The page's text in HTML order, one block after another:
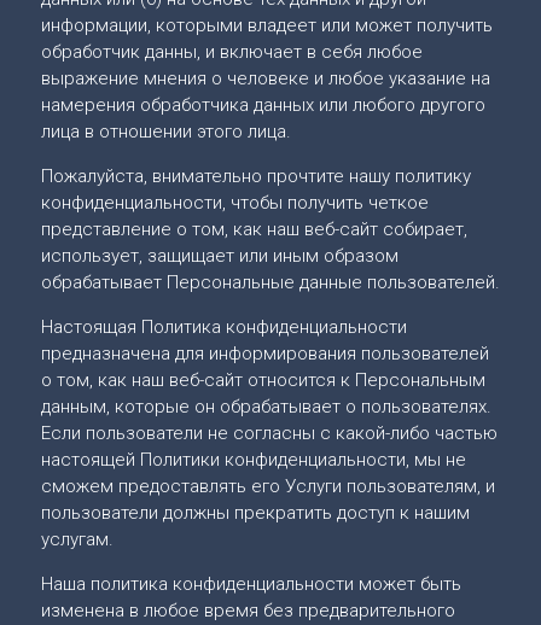
информации, которыми владеет или может получить
обработчик данны, и включает в себя любое
выражение мнения о человеке и любое указание на
намерения обработчика данных или любого другого
лица в отношении этого лица.
Пожалуйста, внимательно прочтите нашу политику
конфиденциальности, чтобы получить четкое
представление о том, как наш веб-сайт собирает,
использует, защищает или иным образом
обрабатывает Персональные данные пользователей.
Настоящая Политика конфиденциальности
предназначена для информирования пользователей
о том, как наш веб-сайт относится к Персональным
данным, которые он обрабатывает о пользователях.
Если пользователи не согласны с какой-либо частью
настоящей Политики конфиденциальности, мы не
сможем предоставлять его Услуги пользователям, и
пользователи должны прекратить доступ к нашим
услугам.
Наша политика конфиденциальности может быть
изменена в любое время без предварительного